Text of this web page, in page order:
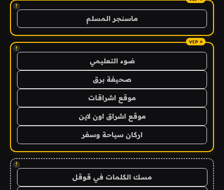
!
ماسنجر المسلم
!
ضوء التعليمي
صحيفة برق
موقع اشراقات
موقع اشراق اون لاين
اركان سياحة وسفر
!
مسك الكلمات في قوقل